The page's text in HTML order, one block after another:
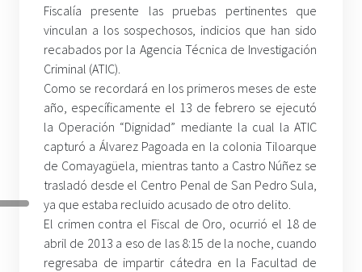
Fiscalía presente las pruebas pertinentes que
vinculan a los sospechosos, indicios que han sido
recabados por la Agencia Técnica de Investigación
Criminal (ATIC).
Como se recordará en los primeros meses de este
año, específicamente el 13 de febrero se ejecutó
la Operación “Dignidad” mediante la cual la ATIC
capturó a Álvarez Pagoada en la colonia Tiloarque
de Comayagüela, mientras tanto a Castro Núñez se
trasladó desde el Centro Penal de San Pedro Sula,
ya que estaba recluido acusado de otro delito.
El crimen contra el Fiscal de Oro, ocurrió el 18 de
abril de 2013 a eso de las 8:15 de la noche, cuando
regresaba de impartir cátedra en la Facultad de